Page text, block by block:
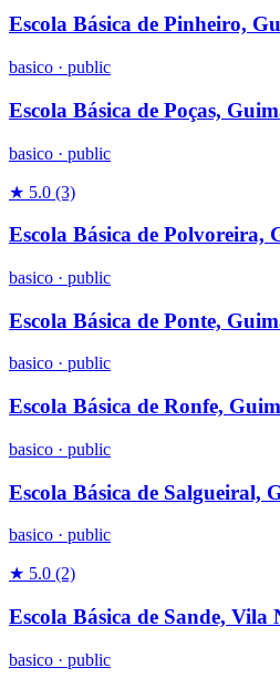
Escola Básica de Pinheiro,
basico · public
Escola Básica de Poças,
basico · public
★ 5.0 (3)
Escola Básica de Polvoreira,
basico · public
Escola Básica de Ponte,
basico · public
Escola Básica de Ronfe,
basico · public
Escola Básica de Salgueiral,
basico · public
★ 5.0 (2)
Escola Básica de Sande, Vila
basico · public